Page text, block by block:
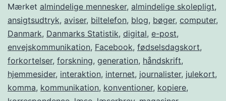
dansk
skriftsprog
på
internettet?
Mærket almindelige mennesker, almindelige skolepligt,
ansigtsudtryk, aviser, biltelefon, blog, bøger, computer,
Danmark, Danmarks Statistik, digital, e-post,
envejskommunikation, Facebook, fødselsdagskort,
forkortelser, forskning, generation, håndskrift,
hjemmesider, interaktion, internet, journalister, julekort,
komma, kommunikation, konventioner, kopiere,